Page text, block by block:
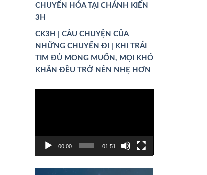
CHUYỂN HÓA TẠI CHÁNH KIẾN
3H
CK3H | CÂU CHUYỆN CỦA
NHỮNG CHUYẾN ĐI | KHI TRÁI
TIM ĐỦ MONG MUỐN, MỌI KHÓ
KHĂN ĐỀU TRỞ NÊN NHẸ HƠN
00:00 01:51